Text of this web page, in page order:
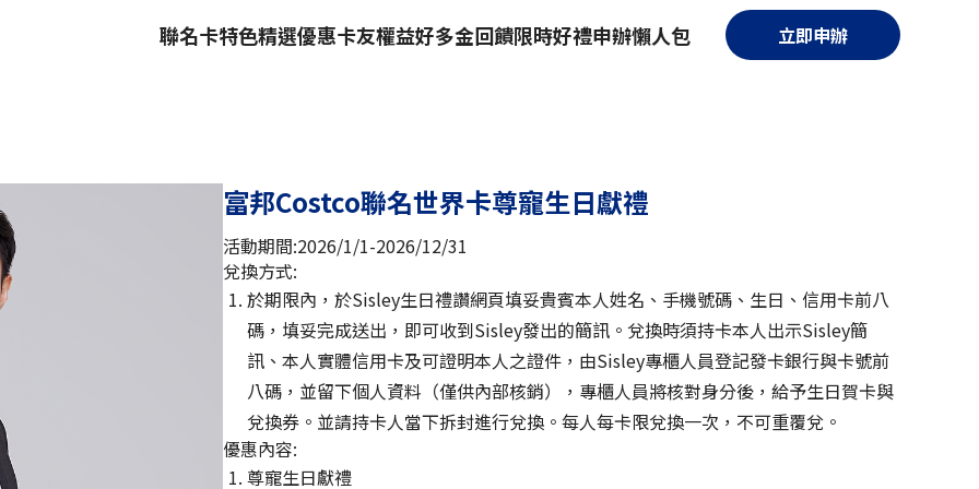
聯名卡特色精選優惠卡友權益好多金回饋限時好禮申辦懶人包 立即申辦
富邦Costco聯名世界卡尊寵生日獻禮
活動期間:2026/1/1-2026/12/31
兌換方式:
於期限內，於Sisley生日禮讚網頁填妥貴賓本人姓名、手機號碼、生日、信用卡前八
碼，填妥完成送出，即可收到Sisley發出的簡訊。兌換時須持卡本人出示Sisley簡
訊、本人實體信用卡及可證明本人之證件，由Sisley專櫃人員登記發卡銀行與卡號前
八碼，並留下個人資料（僅供內部核銷），專櫃人員將核對身分後，給予生日賀卡與
兌換券。並請持卡人當下拆封進行兌換。每人每卡限兌換一次，不可重覆兌。
優惠內容:
尊寵生日獻禮